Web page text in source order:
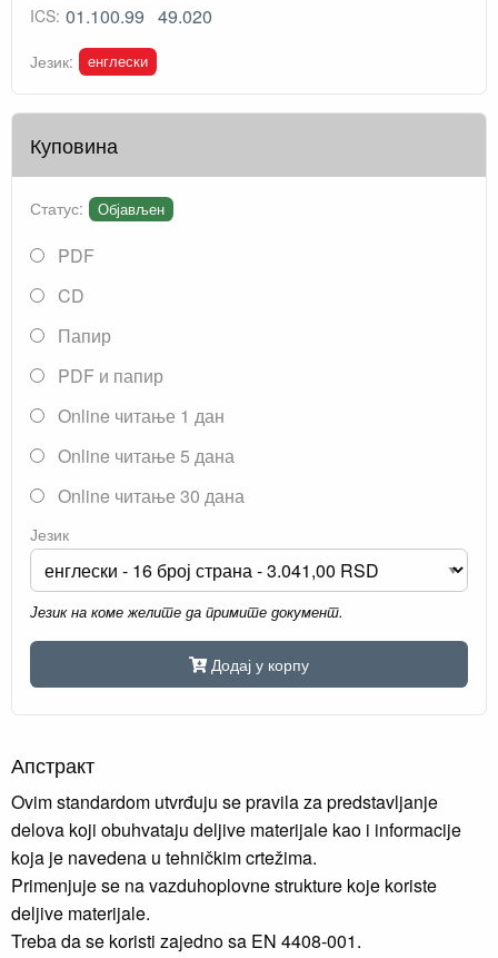
ICS: 01.100.99 49.020
Језик: енглески
Куповина
Статус: Објављен
PDF
CD
Папир
PDF и папир
Online читање 1 дан
Online читање 5 дана
Online читање 30 дана
Језик
Језик на коме желите да примите документ.
Додај у корпу
Апстракт
Ovim standardom utvrđuju se pravila za predstavljanje
delova koji obuhvataju deljive materijale kao i informacije
koja je navedena u tehničkim crtežima.
Primenjuje se na vazduhoplovne strukture koje koriste
deljive materijale.
Treba da se koristi zajedno sa EN 4408-001.